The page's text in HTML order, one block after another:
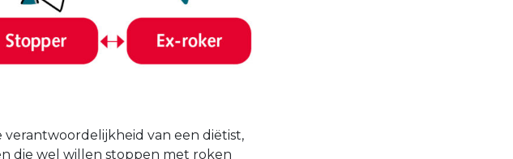
van een diëtist,
die wel willen stoppen met roken